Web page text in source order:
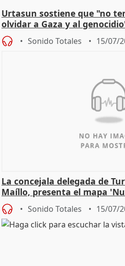
Urtasun sostiene que "no
olvidar a Gaza y al
Sonido Totales 15/07/
La concejala delegada de
Maíllo, presenta el mapa
madrileñas'
Sonido Totales 15/07/